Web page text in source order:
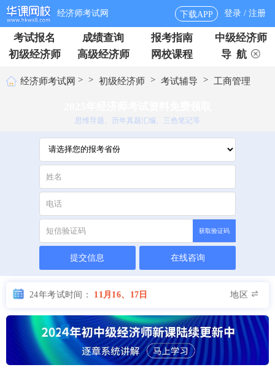
经济师考试网 下载APP 登录 / 注册
考试报名 成绩查询 报考指南
中级经济师
初级经济师
高级经济师 网校课程 导 航
经济师考试网 > > 初级经济师 > 考试辅导 > 工商管理
思维导题、历年真题汇编、三色笔记等
获取验证码
提交信息 在线咨询
24年考试时间： 11月16、17日 地区